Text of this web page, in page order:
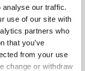
analyse our traffic.
use of our site with
partners who
that you’ve
from your use
change or withdraw
€